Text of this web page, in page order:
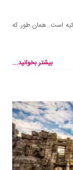
است. همان‌ طور که
بیشتر بخوانید...